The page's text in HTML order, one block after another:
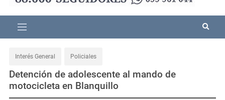
Interés General Policiales
Detención de adolescente al mando de
motocicleta en Blanquillo